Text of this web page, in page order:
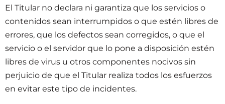
El Titular no declara ni garantiza que los servicios o
contenidos sean interrumpidos o que estén libres de
errores, que los defectos sean corregidos, o que el
servicio o el servidor que lo pone a disposición estén
libres de virus u otros componentes nocivos sin
perjuicio de que el Titular realiza todos los esfuerzos
en evitar este tipo de incidentes.